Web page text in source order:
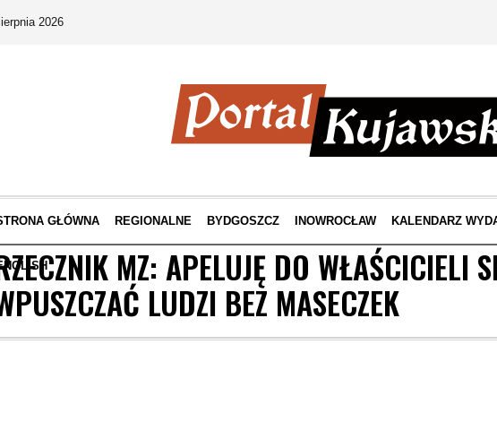
2026
GŁÓWNA REGIONALNE BYDGOSZCZ INOWROCŁAW KALENDARZ
ENGLISH MZ: APELUJĘ DO WŁAŚCICIELI
LUDZI BEZ MASECZEK